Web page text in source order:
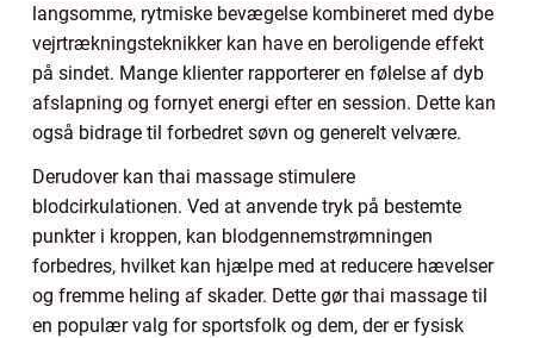
langsomme, rytmiske bevægelse kombineret med dybe
vejrtrækningsteknikker kan have en beroligende effekt
på sindet. Mange klienter rapporterer en følelse af dyb
afslapning og fornyet energi efter en session. Dette kan
også bidrage til forbedret søvn og generelt velvære.
Derudover kan thai massage stimulere
blodcirkulationen. Ved at anvende tryk på bestemte
punkter i kroppen, kan blodgennemstrømningen
forbedres, hvilket kan hjælpe med at reducere hævelser
og fremme heling af skader. Dette gør thai massage til
en populær valg for sportsfolk og dem, der er fysisk